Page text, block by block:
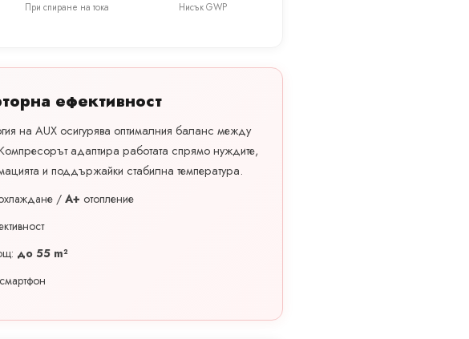
При спиране на тока Нисък GWP
ефективност
на AUX осигурява оптималния баланс между
адаптира работата спрямо нуждите,
и поддържайки стабилна температура.
/A+ отопление
до 55 m²